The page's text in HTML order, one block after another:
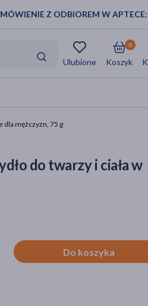
Z ODBIOREM W APTECE:
Ulubione Koszyk
0
dla mężczyzn, 75 g
do twarzy i ciała w
Do koszyka